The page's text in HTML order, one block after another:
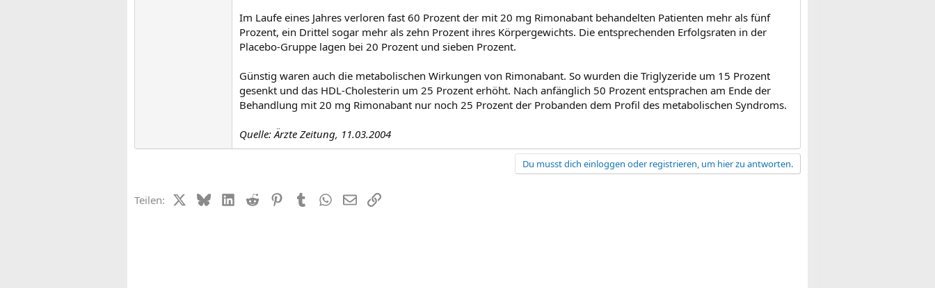
Im Laufe eines Jahres verloren fast 60 Prozent der mit 20 mg Rimonabant behandelten Patienten mehr als fünf
Prozent, ein Drittel sogar mehr als zehn Prozent ihres Körpergewichts. Die entsprechenden Erfolgsraten in der
Placebo-Gruppe lagen bei 20 Prozent und sieben Prozent.
Günstig waren auch die metabolischen Wirkungen von Rimonabant. So wurden die Triglyzeride um 15 Prozent
gesenkt und das HDL-Cholesterin um 25 Prozent erhöht. Nach anfänglich 50 Prozent entsprachen am Ende der
Behandlung mit 20 mg Rimonabant nur noch 25 Prozent der Probanden dem Profil des metabolischen Syndroms.
Quelle: Ärzte Zeitung, 11.03.2004
Du musst dich einloggen oder registrieren, um hier zu antworten.
Teilen: X (Twitter)
BlueskyLinkedIn
Reddit PinterestTumblrWhatsApp
E-MailLink